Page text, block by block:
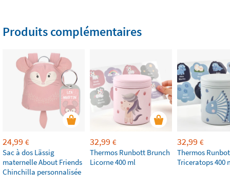
Produits complémentaires
24,99 €
Sac à dos Lässig
maternelle About Friends
Chinchilla personnalisée
32,99 €
Thermos Runbott Brunch
Licorne 400 ml
32,99 €
Thermos
Triceratops 400